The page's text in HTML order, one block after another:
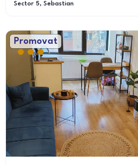
Sector 5, Sebastian
Promovat